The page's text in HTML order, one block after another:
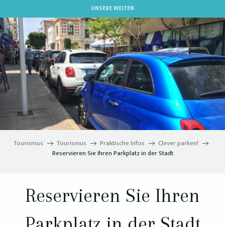
au
contenu
principal
UNSERE WELTEN
Tourismus Tourismus Praktische Infos
Clever parken!
Reservieren Sie Ihren Parkplatz in der Stadt
Reservieren Sie Ihren